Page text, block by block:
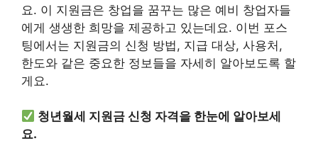
요. 이 지원금은 창업을 꿈꾸는 많은 예비 창업자들
에게 생생한 희망을 제공하고 있는데요. 이번 포스
팅에서는 지원금의 신청 방법, 지급 대상, 사용처,
한도와 같은 중요한 정보들을 자세히 알아보도록 할
게요.
청년월세 지원금 신청 자격을 한눈에 알아보세
요.